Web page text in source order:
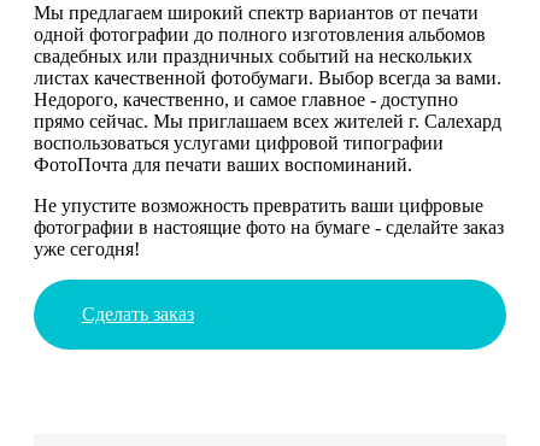
Мы предлагаем широкий спектр вариантов от печати
одной фотографии до полного изготовления альбомов
свадебных или праздничных событий на нескольких
листах качественной фотобумаги. Выбор всегда за вами.
Недорого, качественно, и самое главное - доступно
прямо сейчас. Мы приглашаем всех жителей г. Салехард
воспользоваться услугами цифровой типографии
ФотоПочта для печати ваших воспоминаний.
Не упустите возможность превратить ваши цифровые
фотографии в настоящие фото на бумаге - сделайте заказ
уже сегодня!
Сделать заказ